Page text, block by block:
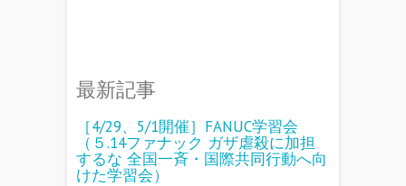
最新記事
［4/29、5/1開催］FANUC学習会
（５.14ファナック ガザ虐殺に加担
するな 全国一斉・国際共同行動へ向
けた学習会）